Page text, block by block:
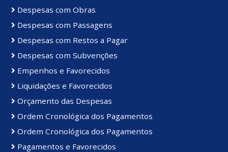
Despesas com Obras
Despesas com Passagens
Despesas com Restos a Pagar
Despesas com Subvenções
Empenhos e Favorecidos
Liquidações e Favorecidos
Orçamento das Despesas
Ordem Cronológica dos Pagamentos
Ordem Cronológica dos Pagamentos
Pagamentos e Favorecidos